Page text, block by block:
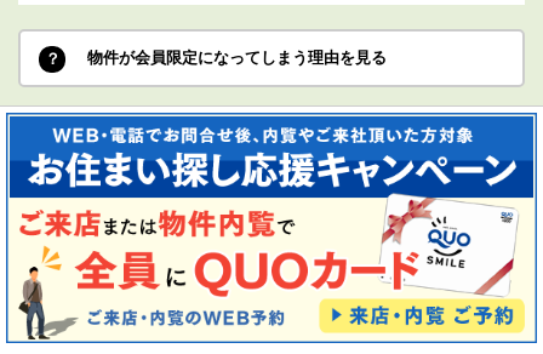
物件が会員限定になってしまう理由を見る